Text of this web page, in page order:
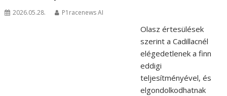
2026.05.28. P1racenews AI
Olasz értesülések
szerint a Cadillacnél
elégedetlenek a finn
eddigi
teljesítményével, és
elgondolkodhatnak